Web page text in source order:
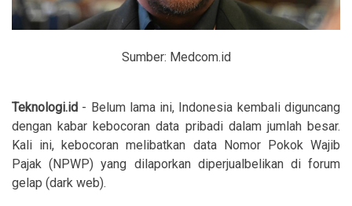
Sumber: Medcom.id
Teknologi.id - Belum lama ini, Indonesia kembali diguncang
dengan kabar kebocoran data pribadi dalam jumlah besar.
Kali ini, kebocoran melibatkan data Nomor Pokok Wajib
Pajak (NPWP) yang dilaporkan diperjualbelikan di forum
gelap (dark web).